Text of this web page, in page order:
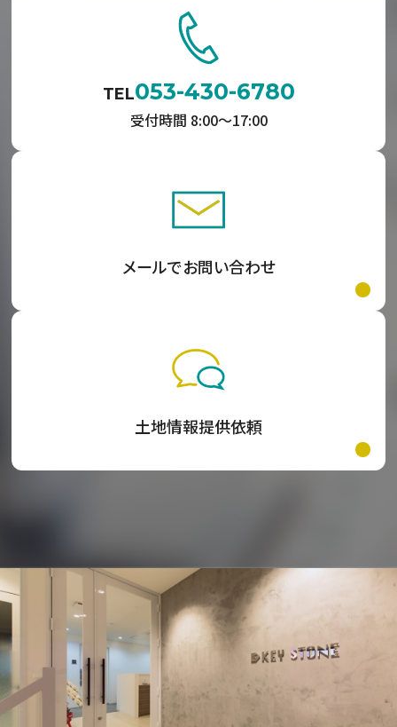
TEL053-430-6780
受付時間 8:00〜17:00
メールでお問い合わせ
土地情報提供依頼